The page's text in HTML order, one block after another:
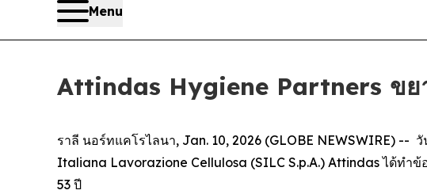
Menu
Attindas Hygiene Partners ขย
ราลี นอร์ทแคโรไลนา, Jan. 10, 2026 (GLOBE NEWSWIRE)
Italiana Lavorazione Cellulosa (SILC S.p.A.) Attindas ได้ทำ
53 ปี